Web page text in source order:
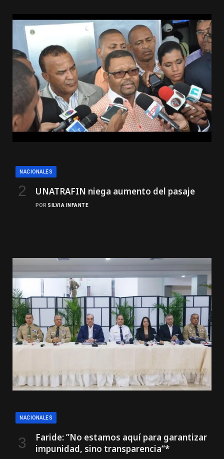
NACIONALES
UNATRAFIN niega aumento del pasaje
POR SILVIA INFANTE
NACIONALES
Faride: ”No estamos aquí para garantizar
impunidad, sino transparencia”*